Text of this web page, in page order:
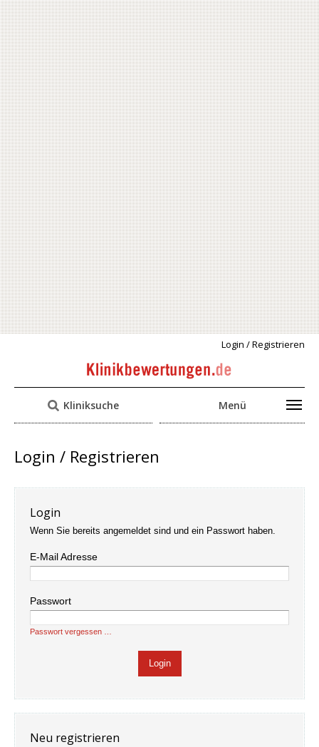
Login / Registrieren
Kliniksuche Menü
Login / Registrieren
Login
Wenn Sie bereits angemeldet sind und ein Passwort haben.
E-Mail Adresse
Passwort
Passwort vergessen …
Neu registrieren